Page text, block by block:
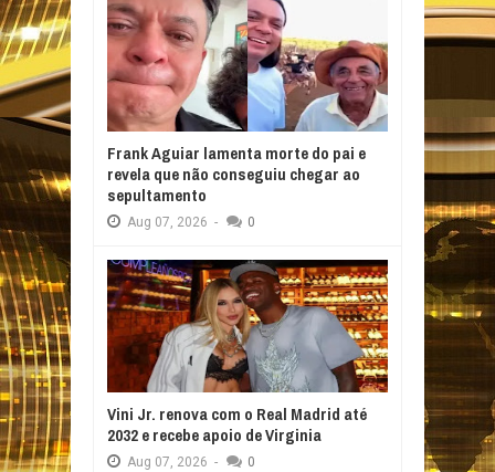
Frank Aguiar lamenta morte do pai e
revela que não conseguiu chegar ao
sepultamento
Aug 07, 2026 - 0
Vini Jr. renova com o Real Madrid até
2032 e recebe apoio de Virginia
Aug 07, 2026 - 0